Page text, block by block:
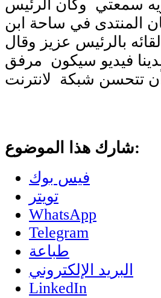
سمعتي وكان الرئيس
المنتدى في ساحة ابن
بالرئيس عزيز وقال
فيديو سيكون مرفق
أن تتحسن شبكة لانترنت
شارك هذا الموضوع:
فيس بوك
تويتر
WhatsApp
Telegram
طباعة
البريد الإلكتروني
LinkedIn